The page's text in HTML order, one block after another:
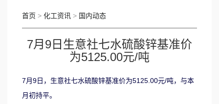
首页 > 化工资讯 > 国内动态
7月9日生意社七水硫酸锌基准价
为5125.00元/吨
7月9日，生意社七水硫酸锌基准价为5125.00元/吨，与本
月初持平。